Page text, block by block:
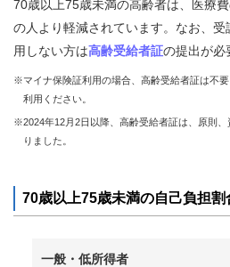
康
づ
く
り
各
種
手
70歳以上75歳未満の高齢者は、医療
の人より軽減されています。なお、受
用しない方は高齢受給者証の提出が必
※マイナ保険証利用の場合、高齢受給者証は不
利用ください。
※2024年12月2日以降、高齢受給者証は、原則
りました。
70歳以上75歳未満の自己負担割
一般・低所得者